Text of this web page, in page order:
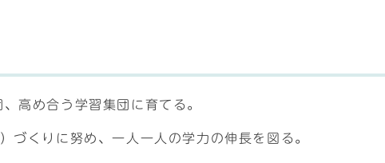
高め合う学習集団に育てる。
くりに努め、一人一人の学力の伸長を図る。